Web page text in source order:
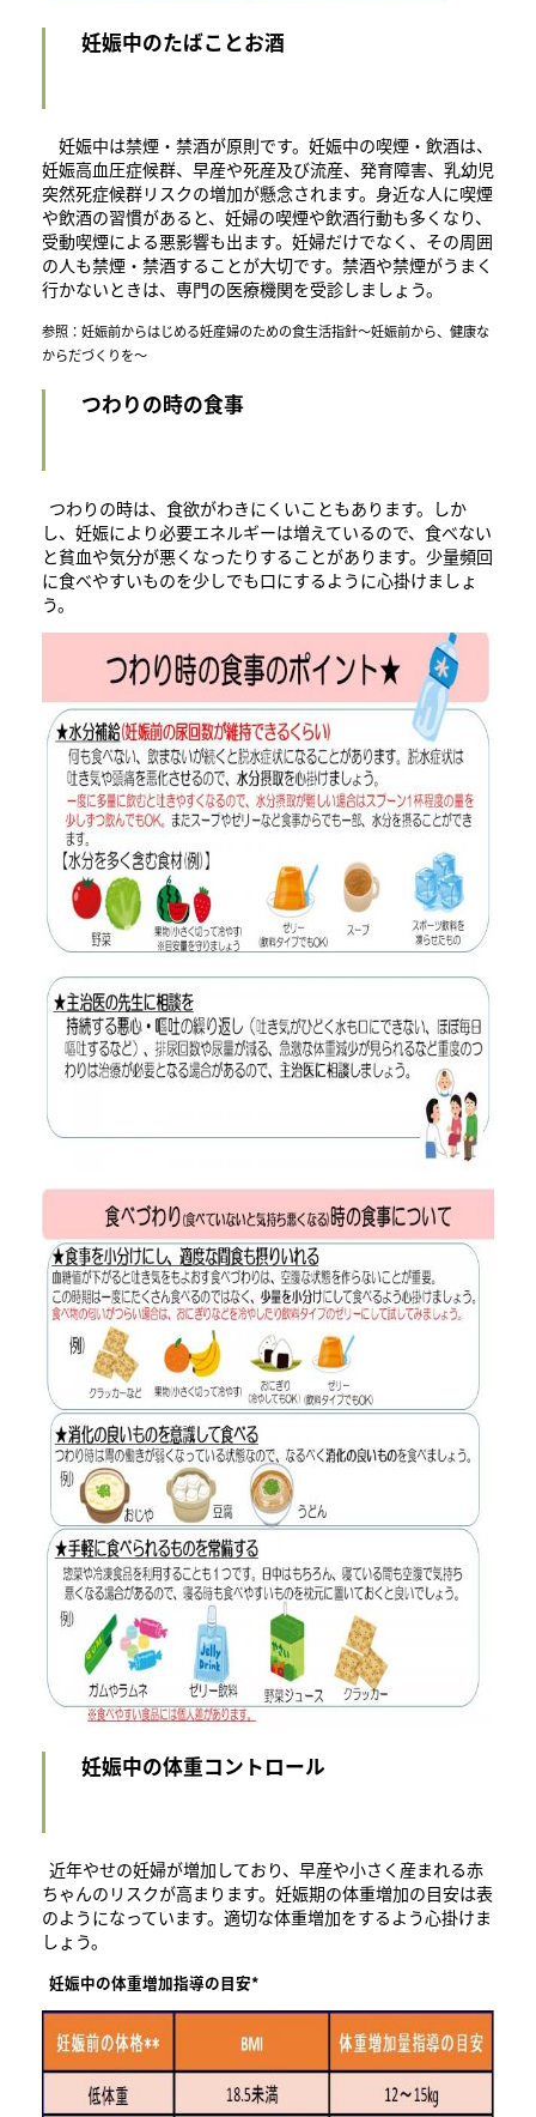
妊娠中のたばことお酒
妊娠中は禁煙・禁酒が原則です。妊娠中の喫煙・飲酒は、
妊娠高血圧症候群、早産や死産及び流産、発育障害、乳幼児
突然死症候群リスクの増加が懸念されます。身近な人に喫煙
や飲酒の習慣があると、妊婦の喫煙や飲酒行動も多くなり、
受動喫煙による悪影響も出ます。妊婦だけでなく、その周囲
の人も禁煙・禁酒することが大切です。禁酒や禁煙がうまく
行かないときは、専門の医療機関を受診しましょう。
参照：妊娠前からはじめる妊産婦のための食生活指針～妊娠前から、健康な
からだづくりを～
つわりの時の食事
つわりの時は、食欲がわきにくいこともあります。しか
し、妊娠により必要エネルギーは増えているので、食べない
と貧血や気分が悪くなったりすることがあります。少量頻回
に食べやすいものを少しでも口にするように心掛けましょ
う。
妊娠中の体重コントロール
近年やせの妊婦が増加しており、早産や小さく産まれる赤
ちゃんのリスクが高まります。妊娠期の体重増加の目安は表
のようになっています。適切な体重増加をするよう心掛けま
しょう。
妊娠中の体重増加指導の目安*